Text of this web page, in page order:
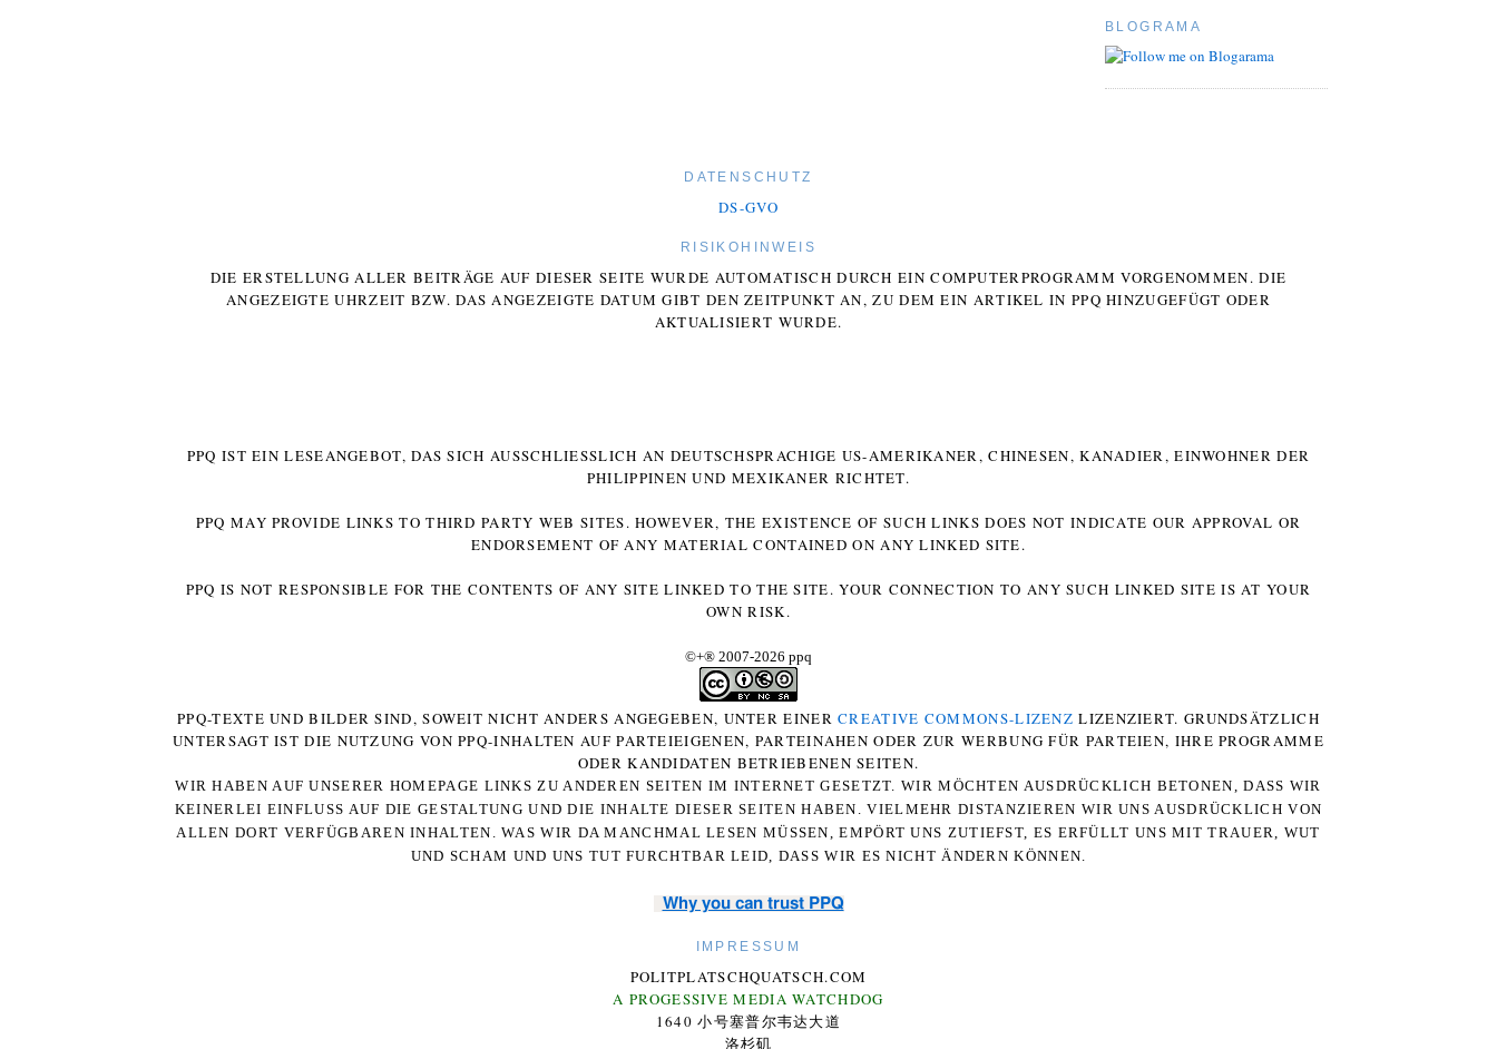
BLOGRAMA
DATENSCHUTZ
DS-GVO
RISIKOHINWEIS
DIE ERSTELLUNG ALLER BEITRÄGE AUF DIESER SEITE WURDE AUTOMATISCH DURCH EIN COMPUTERPROGRAMM VORGENOMMEN. DIE
ANGEZEIGTE UHRZEIT BZW. DAS ANGEZEIGTE DATUM GIBT DEN ZEITPUNKT AN, ZU DEM EIN ARTIKEL IN PPQ HINZUGEFÜGT ODER
AKTUALISIERT WURDE.
PPQ IST EIN LESEANGEBOT, DAS SICH AUSSCHLIESSLICH AN DEUTSCHSPRACHIGE US-AMERIKANER, CHINESEN, KANADIER, EINWOHNER DER P
HILIPPINEN UND MEXIKANER RICHTET.
PPQ MAY PROVIDE LINKS TO THIRD PARTY WEB SITES. HOWEVER, THE EXISTENCE OF SUCH LINKS DOES NOT INDICATE OUR APPROVAL OR
ENDORSEMENT OF ANY MATERIAL CONTAINED ON ANY LINKED SITE.
PPQ IS NOT RESPONSIBLE FOR THE CONTENTS OF ANY SITE LINKED TO THE SITE. YOUR CONNECTION TO ANY SUCH LINKED SITE IS AT YOUR
OWN RISK.
©+® 2007-2026 ppq
PPQ-TEXTE UND BILDER SIND, SOWEIT NICHT ANDERS ANGEGEBEN, UNTER EINERCREATIVE COMMONS-LIZENZ LIZENZIERT. GRUNDSÄTZLICH
UNTERSAGT IST DIE NUTZUNG VON PPQ-INHALTEN AUF PARTEIEIGENEN, PARTEINAHEN ODER ZUR WERBUNG FÜR PARTEIEN, IHRE PROGRAMME
ODER KANDIDATEN BETRIEBENEN SEITEN.
WIR HABEN AUF UNSERER HOMEPAGE LINKS ZU ANDEREN SEITEN IM INTERNET GESETZT. WIR MÖCHTEN AUSDRÜCKLICH BETONEN, DASS WIR
KEINERLEI EINFLUSS AUF DIE GESTALTUNG UND DIE INHALTE DIESER SEITEN HABEN. VIELMEHR DISTANZIEREN WIR UNS AUSDRÜCKLICH VON
ALLEN DORT VERFÜGBAREN INHALTEN. WAS WIR DA MANCHMAL LESEN MÜSSEN, EMPÖRT UNS ZUTIEFST, ES ERFÜLLT UNS MIT TRAUER, WUT
UND SCHAM UND UNS TUT FURCHTBAR LEID, DASS WIR ES NICHT ÄNDERN KÖNNEN.
Why you can trust PPQ
IMPRESSUM
POLITPLATSCHQUATSCH.COM
A PROGESSIVE MEDIA WATCHDOG
1640 小号塞普尔韦达大道
洛杉矶